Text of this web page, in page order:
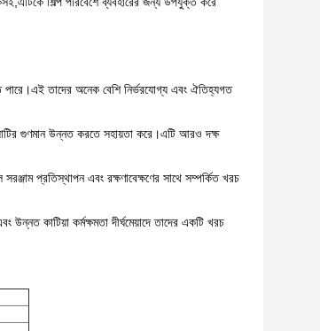
পারে।এই তাদের অনেক বেশি নির্ভরযোগ্য এবং ঐতিহ্যগত
গুণমান উন্নত করতে সহায়তা করে।এটি আরও দক্ষ
প্রতিস্থাপন এবং রক্ষণাবেক্ষণের সাথে সম্পর্কিত খরচ
উন্নত কাটিয়া কর্মক্ষমতা দীর্ঘমেয়াদে তাদের একটি খরচ